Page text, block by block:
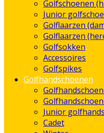
Golfschoenen
Junior
Golflaarzen
Golflaarzen
Golfsokken
Accessoires
Golfspikes
Golfhandschoenen
Junior
Cadet